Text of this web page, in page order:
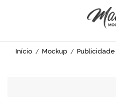
Início / Mockup / Publicidade